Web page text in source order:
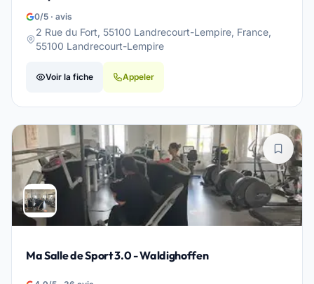
0/5 · avis
2 Rue du Fort, 55100 Landrecourt-Lempire, France,
55100 Landrecourt-Lempire
Voir la fiche Appeler
Ma Salle de Sport 3.0 - Waldighoffen